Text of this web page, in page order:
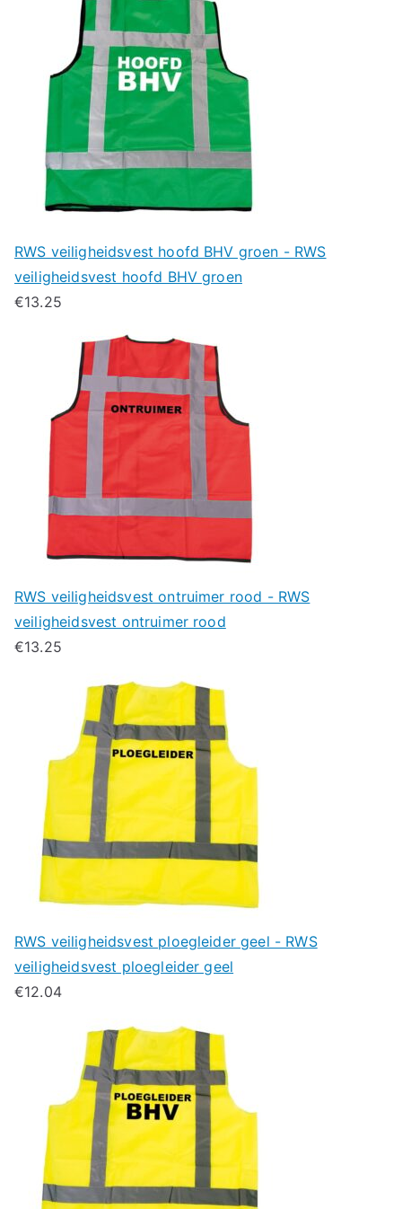
RWS veiligheidsvest hoofd BHV groen - RWS
veiligheidsvest hoofd BHV groen
€13.25
RWS veiligheidsvest ontruimer rood - RWS
veiligheidsvest ontruimer rood
€13.25
RWS veiligheidsvest ploegleider geel - RWS
veiligheidsvest ploegleider geel
€12.04